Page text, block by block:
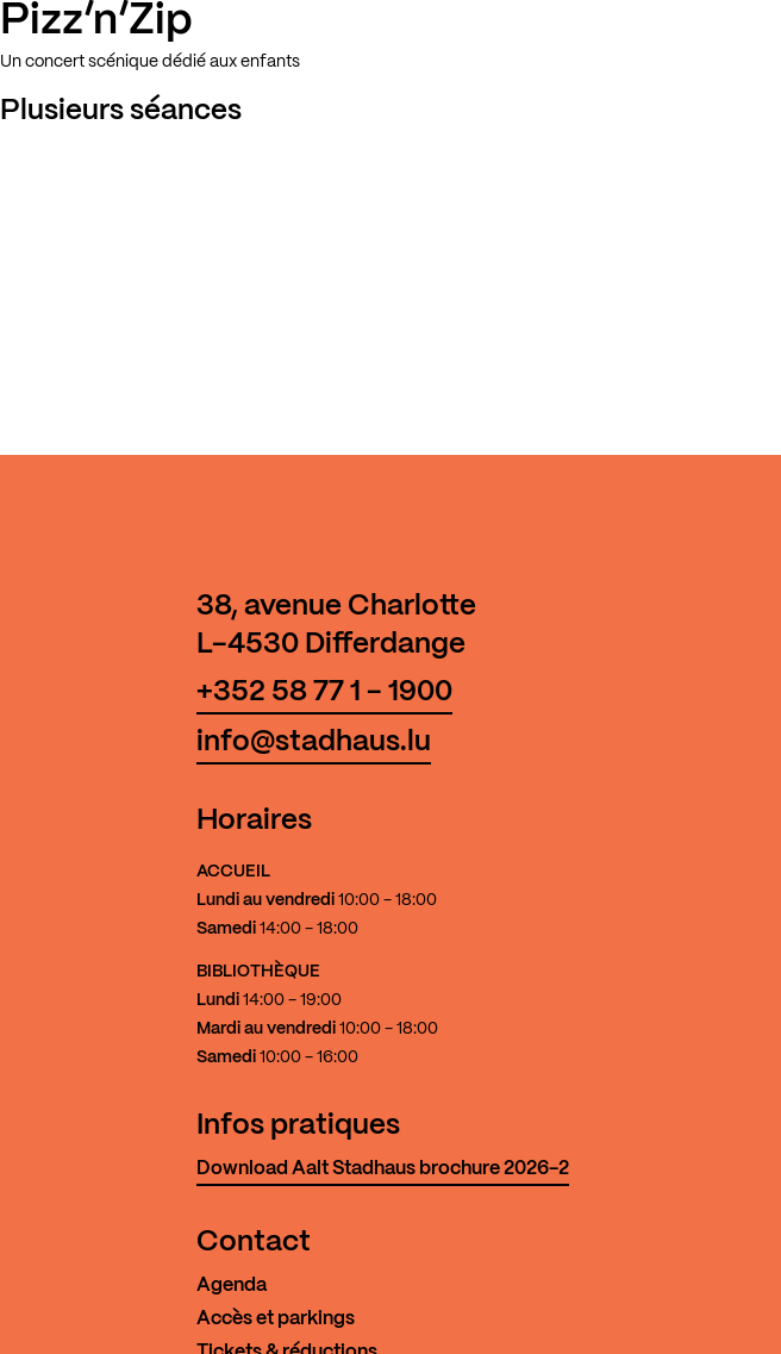
Pizz’n’Zip
Un concert scénique dédié aux enfants
Plusieurs séances
38, avenue Charlotte
L-4530 Differdange
+352 58 77 1 - 1900
info@stadhaus.lu
Horaires
ACCUEIL
Lundi au vendredi 10:00 - 18:00
Samedi 14:00 - 18:00
BIBLIOTHÈQUE
Lundi 14:00 - 19:00
Mardi au vendredi 10:00 - 18:00
Samedi 10:00 - 16:00
Infos pratiques
Download Aalt Stadhaus brochure 2026-2
Contact
Agenda
Accès et parkings